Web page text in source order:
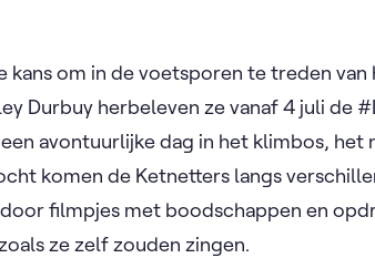
kans om in de voetsporen te treden
Durbuy herbeleven ze vanaf 4 juli de
avontuurlijke dag in het klimbos, het
komen de Ketnetters langs
filmpjes met boodschappen en
ze zelf zouden zingen.